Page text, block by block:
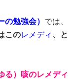
勉強会） では、
このレメディ 、と
る）咳のレメディ